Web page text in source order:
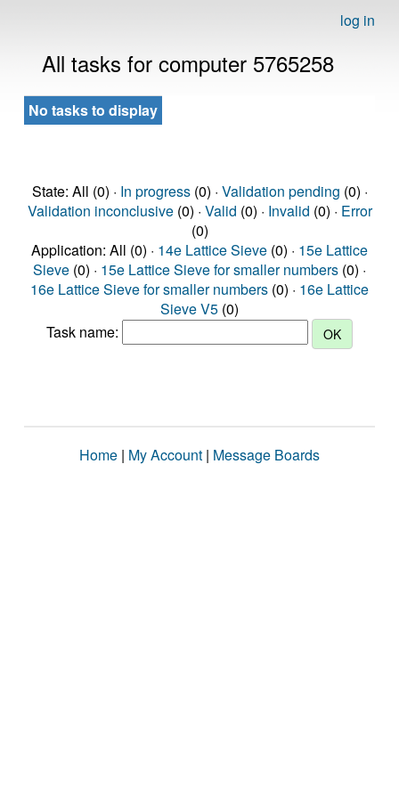
log in
All tasks for computer 5765258
No tasks to display
State: All (0) · In progress(0) · Validation pending (0) ·
Validation inconclusive(0) · Valid (0) · Invalid (0) · Error
(0)
Application: All (0) · 14e Lattice Sieve (0) · 15e Lattice
Sieve (0) · 15e Lattice Sieve for smaller numbers (0) ·
16e Lattice Sieve for smaller numbers (0) · 16e Lattice
Sieve V5 (0)
Task name:
Home | My Account | Message Boards